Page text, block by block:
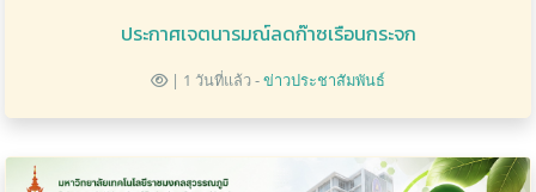
ประกาศเจตนารมณ์ลดก๊าซเรือนกระจก
| 1 วันที่แล้ว -ข่าวประชาสัมพันธ์